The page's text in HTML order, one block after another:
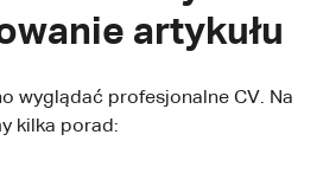
artykułu
wyglądać profesjonalne CV. Na
kilka porad: